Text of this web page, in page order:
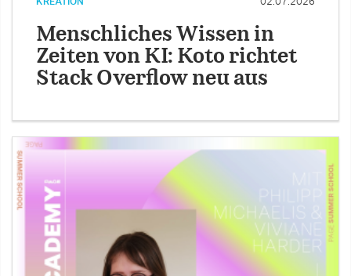
Menschliches Wissen in
Zeiten von KI: Koto richtet
Stack Overflow neu aus